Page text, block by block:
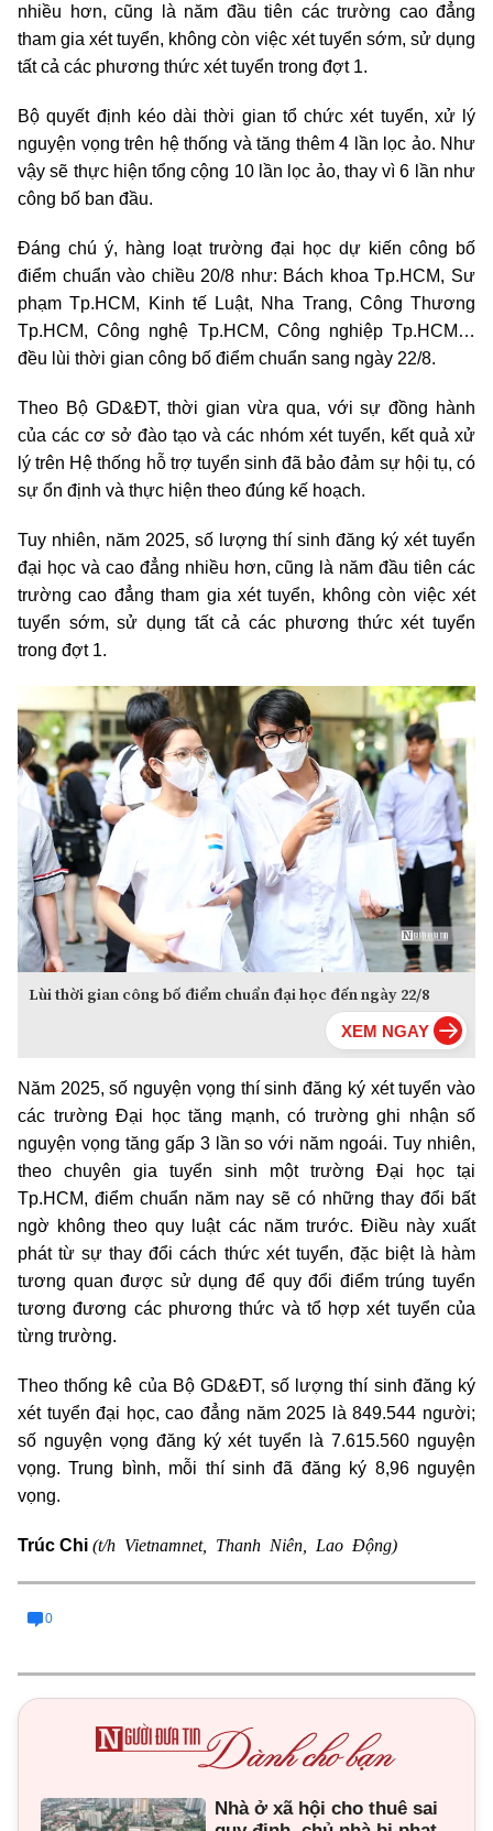
nhiều hơn, cũng là năm đầu tiên các trường cao đẳng
tham gia xét tuyển, không còn việc xét tuyển sớm, sử dụng
tất cả các phương thức xét tuyển trong đợt 1.
Bộ quyết định kéo dài thời gian tổ chức xét tuyển, xử lý
nguyện vọng trên hệ thống và tăng thêm 4 lần lọc ảo. Như
vậy sẽ thực hiện tổng cộng 10 lần lọc ảo, thay vì 6 lần như
công bố ban đầu.
Đáng chú ý, hàng loạt trường đại học dự kiến công bố
điểm chuẩn vào chiều 20/8 như: Bách khoa Tp.HCM, Sư
phạm Tp.HCM, Kinh tế Luật, Nha Trang, Công Thương
Tp.HCM, Công nghệ Tp.HCM, Công nghiệp Tp.HCM…
đều lùi thời gian công bố điểm chuẩn sang ngày 22/8.
Theo Bộ GD&ĐT, thời gian vừa qua, với sự đồng hành
của các cơ sở đào tạo và các nhóm xét tuyển, kết quả xử
lý trên Hệ thống hỗ trợ tuyển sinh đã bảo đảm sự hội tụ, có
sự ổn định và thực hiện theo đúng kế hoạch.
Tuy nhiên, năm 2025, số lượng thí sinh đăng ký xét tuyển
đại học và cao đẳng nhiều hơn, cũng là năm đầu tiên các
trường cao đẳng tham gia xét tuyển, không còn việc xét
tuyển sớm, sử dụng tất cả các phương thức xét tuyển
trong đợt 1.
Lùi thời gian công bố điểm chuẩn đại học đến ngày 22/8
Năm 2025, số nguyện vọng thí sinh đăng ký xét tuyển vào
các trường Đại học tăng mạnh, có trường ghi nhận số
nguyện vọng tăng gấp 3 lần so với năm ngoái. Tuy nhiên,
theo chuyên gia tuyển sinh một trường Đại học tại
Tp.HCM, điểm chuẩn năm nay sẽ có những thay đổi bất
ngờ không theo quy luật các năm trước. Điều này xuất
phát từ sự thay đổi cách thức xét tuyển, đặc biệt là hàm
tương quan được sử dụng để quy đổi điểm trúng tuyển
tương đương các phương thức và tổ hợp xét tuyển của
từng trường.
Theo thống kê của Bộ GD&ĐT, số lượng thí sinh đăng ký
xét tuyển đại học, cao đẳng năm 2025 là 849.544 người;
số nguyện vọng đăng ký xét tuyển là 7.615.560 nguyện
vọng. Trung bình, mỗi thí sinh đã đăng ký 8,96 nguyện
vọng.
Trúc Chi (t/h Vietnamnet, Thanh Niên, Lao Động)
0
Nhà ở xã hội cho thuê sai